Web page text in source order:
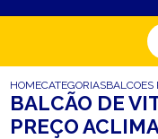
HOMECATEGORIASBALCOES
BALCÃO DE
PREÇO